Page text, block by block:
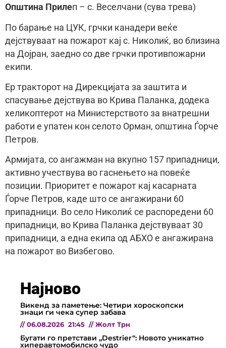
Општина Прилеп – с. Веселчани (сува трева)
По барање на ЦУК, грчки канадери веќе
дејствуваат на пожарот кај с. Николиќ, во близина
на Дојран, заедно со две грчки противпожарни
екипи.
Ер тракторот на Дирекцијата за заштита и
спасување дејствува во Крива Паланка, додека
хеликоптерот на Министерството за внатрешни
работи е упатен кон селото Орман, општина Ѓорче
Петров.
Армијата, со ангажман на вкупно 157 припадници,
активно учествува во гаснењето на повеќе
позиции. Приоритет е пожарот кај касарната
Ѓорче Петров, каде што се ангажирани 60
припадници. Во село Николиќ се распоредени 60
припадници, во Крива Паланка дејствуваат 30
припадници, а една екипа од АБХО е ангажирана
на пожарот во Визбегово.
Најново
Викенд за паметење: Четири хороскопски
знаци ги чека супер забава
// 06.08.2026 21:45 // Жолт Трн
Бугати го претстави „Destrier“: Новото уникатно
хиперавтомобилско чудо